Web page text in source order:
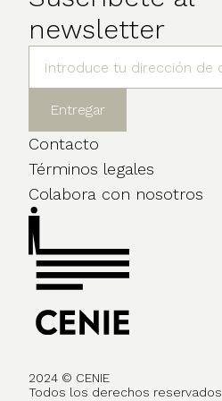
newsletter
Contacto
Términos legales
Colabora con nosotros
2024 © CENIE
Todos los derechos reservados